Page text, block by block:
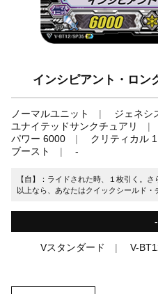
インシピアント・ロン
ノーマルユニット ジェネシ
ユナイテッドサンクチュアリ
パワー 6000
クリティカル 1
ブースト
-
【自】：ライドされた時、１枚引く。
以上なら、あなたはクイックシールド・
-
Vスタンダード V-